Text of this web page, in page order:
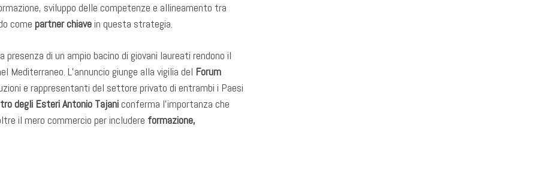
sviluppo delle competenze e allineamento tra
come partner chiavein questa strategia.
di un ampio bacino di giovani laureati rendono il
L’annuncio giunge alla vigilia del Forum
e rappresentanti del settore privato di entrambi i Paesi
degli Esteri Antonio Tajaniconferma l’importanza che
il mero commercio per includere formazione,